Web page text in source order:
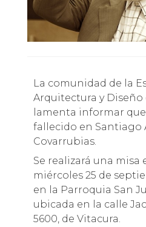
La comunidad de la Escuela de
Arquitectura y Diseño
lamenta informar
fallecido en Santiago
Covarrubias.
Se realizará una misa
miércoles 25 de
en la Parroquia San
ubicada en la calle
5600, de Vitacura.